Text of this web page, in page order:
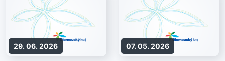
29. 06. 2026 07. 05. 2026